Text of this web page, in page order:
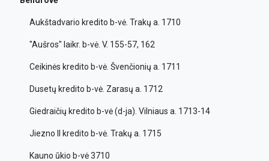
Aukštadvario kredito b-vė. Trakų a. 1710
"Aušros" laikr. b-vė. V. 155-57, 162
Ceikinės kredito b-vė. Švenčionių a. 1711
Dusetų kredito b-vė. Zarasų a. 1712
Giedraičių kredito b-vė (d-ja). Vilniaus a. 1713-14
Jiezno II kredito b-vė. Trakų a. 1715
Kauno ūkio b-vė 3710